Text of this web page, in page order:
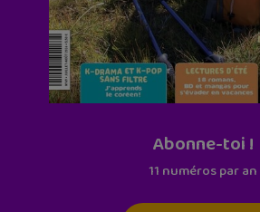
Abonne-toi !
11 numéros par an